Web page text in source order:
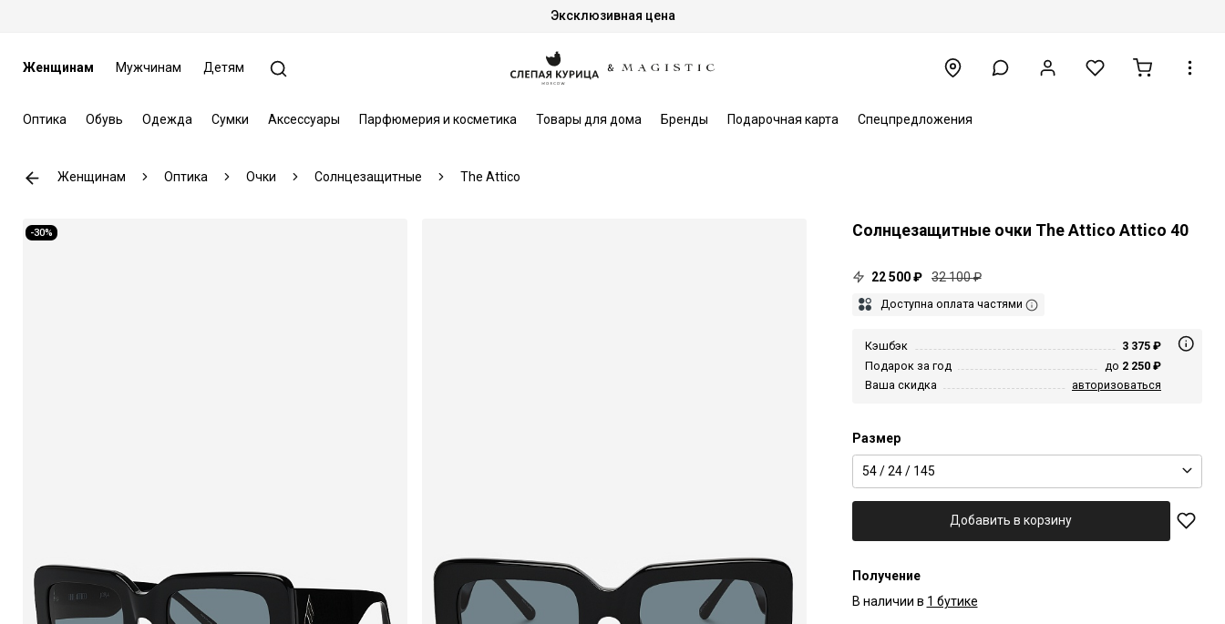
Эксклюзивная цена
Женщинам Мужчинам Детям
Оптика Обувь Одежда Сумки Аксессуары Парфюмерия и косметика Товары для дома Бренды Подарочная карта Спецпредложения
Женщинам Оптика Очки Солнцезащитные The Attico
-30% Солнцезащитные очки The Attico Attico 40
22 500 ₽ 32 100 ₽
Доступна оплата частями
Кэшбэк
3 375 ₽
Подарок за год
до 2 250 ₽
Ваша скидка
авторизоваться
Размер
54 / 24 / 145
Добавить в корзину
Получение
В наличии в 1 бутике